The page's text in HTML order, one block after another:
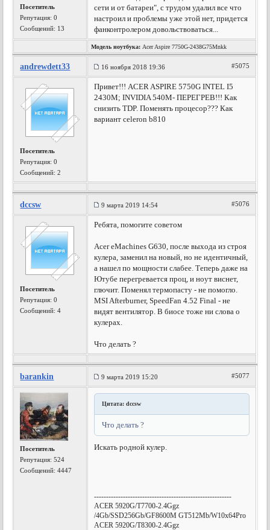
Посетитель
Репутация:0
Сообщений: 13
сети и от батареи", с трудом удалил все что
настроил и проблемы уже этой нет, придется
фанконтролером довольствоваться...
Модель ноутбука: Acer Aspire 7750G-2438G75Mnkk
andrewdett33 16 ноября 2018 19:36 #5075
Посетитель
Репутация:0
Сообщений: 2
Привет!!! ACER ASPIRE 5750G INTEL I5
2430M; INVIDIA 540M- ПЕРЕГРЕВ!!! Как
снизить TDP. Поменять процесор??? Как
вариант celeron b810
dccsw 9 марта 2019 14:54 #5076
Посетитель
Репутация:0
Сообщений: 4
Ребята, помогите советом
Acer eMachines G630, после выхода из строя
кулера, заменил на новый, но не идентичный,
а нашел по мощности слабее. Теперь даже на
Ютубе перегревается проц, и ноут виснет,
глючит. Поменял термопасту - не помогло.
MSI Afterburner, SpeedFan 4.52 Final - не
видят вентилятор. В биосе тоже ни слова о
кулерах.
Что делать ?
barankin 9 марта 2019 15:20 #5077
Посетитель
Репутация:524
Сообщений: 4447
Цитата: dccsw
Что делать ?
Искать родной кулер.
---------------------------------------------------------
ACER 5920G/T7700-2.4Ggz
/4Gb/SSD256Gb/GF8600M GT512Mb/W10x64Pro
ACER 5920G/T8300-2.4Ggz